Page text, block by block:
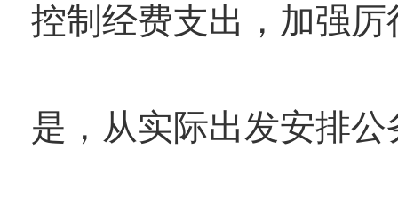
控制经费支出，加强
是，从实际出发安排